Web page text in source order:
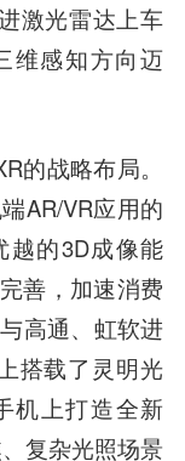
激光雷达上车
维感知方向迈
的战略布局。
AR/VR应用的
越的3D成像能
善，加速消费
高通、虹软进
搭载了灵明光
机上打造全新
复杂光照场景